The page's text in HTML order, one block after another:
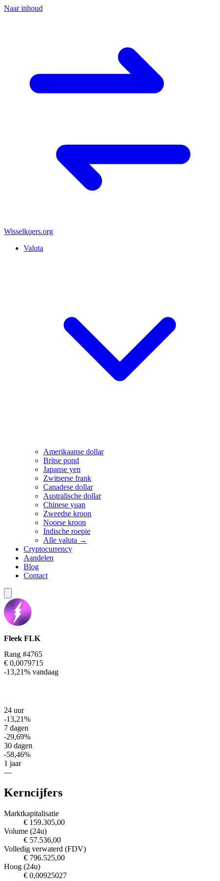
Naar inhoud
Wisselkoers.org
Valuta
Amerikaanse dollar
Britse pond
Japanse yen
Zwitserse frank
Canadese dollar
Australische dollar
Chinese yuan
Zweedse kroon
Noorse kroon
Indische roepie
Alle valuta →
Cryptocurrency
Aandelen
Blog
Contact
Fleek FLK
Rang #4765
€ 0,0079715
-13,21% vandaag
24 uur
-13,21%
7 dagen
-29,69%
30 dagen
-58,46%
1 jaar
—
Kerncijfers
Marktkapitalisatie
€ 159.305,00
Volume (24u)
€ 57.536,00
Volledig verwaterd (FDV)
€ 796.525,00
Hoog (24u)
€ 0,00925027